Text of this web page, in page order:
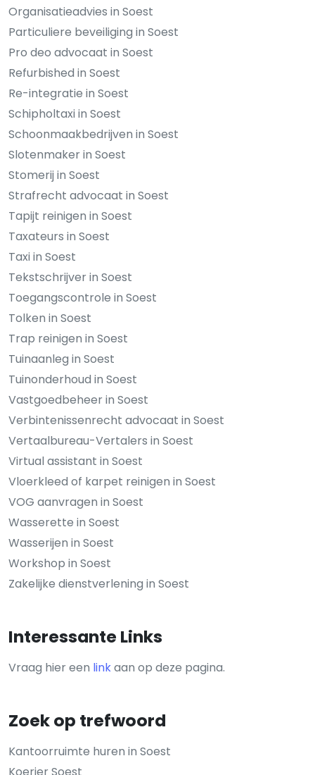
Organisatieadvies in Soest
Particuliere beveiliging in Soest
Pro deo advocaat in Soest
Refurbished in Soest
Re-integratie in Soest
Schipholtaxi in Soest
Schoonmaakbedrijven in Soest
Slotenmaker in Soest
Stomerij in Soest
Strafrecht advocaat in Soest
Tapijt reinigen in Soest
Taxateurs in Soest
Taxi in Soest
Tekstschrijver in Soest
Toegangscontrole in Soest
Tolken in Soest
Trap reinigen in Soest
Tuinaanleg in Soest
Tuinonderhoud in Soest
Vastgoedbeheer in Soest
Verbintenissenrecht advocaat in Soest
Vertaalbureau-Vertalers in Soest
Virtual assistant in Soest
Vloerkleed of karpet reinigen in Soest
VOG aanvragen in Soest
Wasserette in Soest
Wasserijen in Soest
Workshop in Soest
Zakelijke dienstverlening in Soest
Interessante Links
Vraag hier een linkaan op deze pagina.
Zoek op trefwoord
Kantoorruimte huren in Soest
Koerier Soest